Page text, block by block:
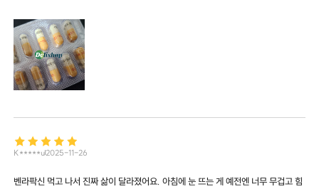
K*****u2025-11-26
벤라팍신 먹고 나서 진짜 삶이 달라졌어요. 아침에 눈 뜨는 게 예전엔 너무 무겁고 힘